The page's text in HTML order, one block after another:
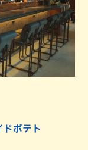
ポテト